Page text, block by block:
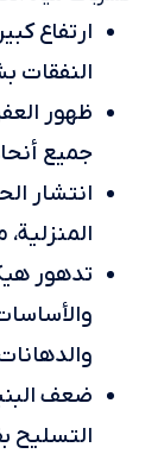
ارتفاع
النفقات
ظهور
جميع
انتشار
تدهور
ضعف
التسليح